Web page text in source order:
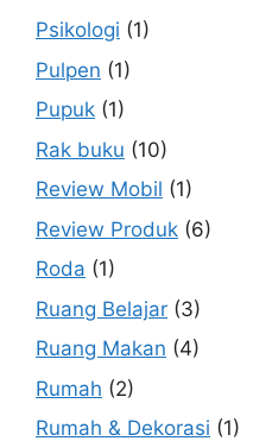
Psikologi (1)
Pulpen (1)
Pupuk (1)
Rak buku (10)
Review Mobil (1)
Review Produk (6)
Roda (1)
Ruang Belajar (3)
Ruang Makan (4)
Rumah (2)
Rumah & Dekorasi (1)